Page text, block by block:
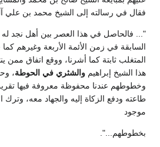
فقال في رسالته إلى الشيخ محمد بن
"... فالحاصل في هذا العصر بين أهل نجد له
السابقة في زمن الأئمة الأربعة وغيرهم
المتغلب ثابتة كما أشرنا، ووقع اتفاق ممن
هذا الشيخ إبراهيم والشثري في الحوطة،
وخطوطهم عندنا محفوظة معروفة فيها
طاعته ودفع الزكاة إليه والجهاد معه، وترك
موجود
بخطوطهم...".